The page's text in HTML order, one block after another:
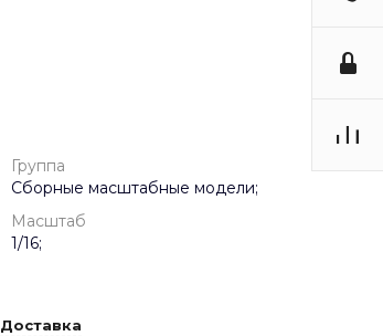
Группа
Сборные масштабные модели;
Масштаб
1/16;
Доставка